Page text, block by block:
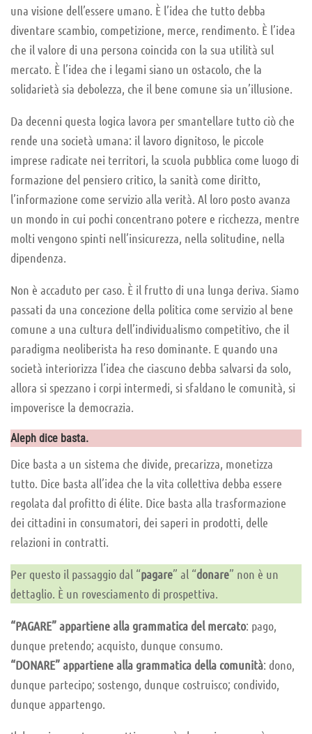
una visione dell’essere umano. È l’idea che tutto debba
diventare scambio, competizione, merce, rendimento. È l’idea
che il valore di una persona coincida con la sua utilità sul
mercato. È l’idea che i legami siano un ostacolo, che la
solidarietà sia debolezza, che il bene comune sia un’illusione.
Da decenni questa logica lavora per smantellare tutto ciò che
rende una società umana: il lavoro dignitoso, le piccole
imprese radicate nei territori, la scuola pubblica come luogo di
formazione del pensiero critico, la sanità come diritto,
l’informazione come servizio alla verità. Al loro posto avanza
un mondo in cui pochi concentrano potere e ricchezza, mentre
molti vengono spinti nell’insicurezza, nella solitudine, nella
dipendenza.
Non è accaduto per caso. È il frutto di una lunga deriva. Siamo
passati da una concezione della politica come servizio al bene
comune a una cultura dell’individualismo competitivo, che il
paradigma neoliberista ha reso dominante. E quando una
società interiorizza l’idea che ciascuno debba salvarsi da solo,
allora si spezzano i corpi intermedi, si sfaldano le comunità, si
impoverisce la democrazia.
Aleph dice basta.
Dice basta a un sistema che divide, precarizza, monetizza
tutto. Dice basta all’idea che la vita collettiva debba essere
regolata dal profitto di élite. Dice basta alla trasformazione
dei cittadini in consumatori, dei saperi in prodotti, delle
relazioni in contratti.
Per questo il passaggio dal “pagare” al “donare” non è un
dettaglio. È un rovesciamento di prospettiva.
“PAGARE” appartiene alla grammatica del mercato: pago,
dunque pretendo; acquisto, dunque consumo.
“DONARE” appartiene alla grammatica della comunità: dono,
dunque partecipo; sostengo, dunque costruisco; condivido,
dunque appartengo.